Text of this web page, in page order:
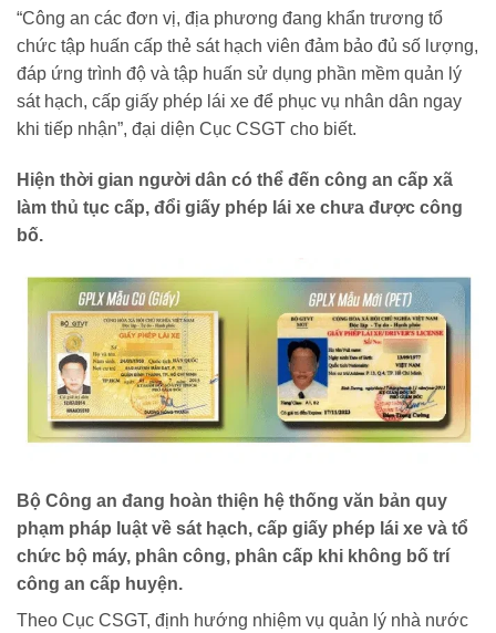
“Công an các đơn vị, địa phương đang khẩn trương tổ
chức tập huấn cấp thẻ sát hạch viên đảm bảo đủ số lượng,
đáp ứng trình độ và tập huấn sử dụng phần mềm quản lý
sát hạch, cấp giấy phép lái xe để phục vụ nhân dân ngay
khi tiếp nhận”, đại diện Cục CSGT cho biết.
Hiện thời gian người dân có thể đến công an cấp xã
làm thủ tục cấp, đổi giấy phép lái xe chưa được công
bố.
Bộ Công an đang hoàn thiện hệ thống văn bản quy
phạm pháp luật về sát hạch, cấp giấy phép lái xe và tổ
chức bộ máy, phân công, phân cấp khi không bố trí
công an cấp huyện.
Theo Cục CSGT, định hướng nhiệm vụ quản lý nhà nước